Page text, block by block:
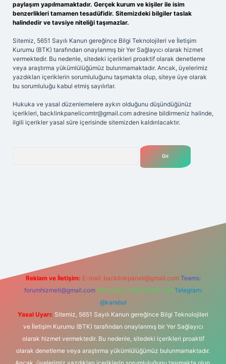
paylaşım yapılmamaktadır. Gerçek kurum ve kişiler ile isim
benzerlikleri tamamen tesadüfidir. Sitemizdeki bilgiler taslak
halindedir ve tavsiye niteliği taşımazlar.
Sitemiz, 5651 Sayılı Kanun gereğince Bilgi Teknolojileri ve İletişim
Kurumu (BTK) tarafından onaylanmış bir Yer Sağlayıcı olarak hizmet
vermektedir. Bu nedenle, sitedeki içerikleri proaktif olarak denetleme
veya araştırma yükümlülüğümüz bulunmamaktadır. Ancak, üyelerimiz
yazdıkları içeriklerin sorumluluğunu taşımakta olup, siteye üye olarak
bu sorumluluğu kabul etmiş sayılırlar.
Hukuka ve yasal düzenlemelere aykırı olduğunu düşündüğünüz
içerikleri, backlinkpanelicomtr@gmail.com adresine bildirmeniz halinde,
ilgili içerikler yasal süre içerisinde sitemizden kaldırılacaktır.
Reklam ve İletişim: E-mail: backlinkpaneli@gmail.com Teams:
forumhizmeti@gmail.com Whatsapp: 0262 606 0 726 Telegram:
@karabul
Yasal Uyarı: Sitemiz, 5651 Sayılı Kanun gereğince Bilgi Teknolojileri
ve İletişim Kurumu (BTK) tarafından onaylanmış bir Yer Sağlayıcı
olarak hizmet vermektedir. Bu nedenle, sitedeki içerikleri proaktif
olarak denetleme veya araştırma yükümlülüğümüz bulunmamaktadır.